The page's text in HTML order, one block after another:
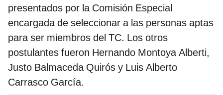
presentados por la Comisión Especial
encargada de seleccionar a las personas aptas
para ser miembros del TC. Los otros
postulantes fueron Hernando Montoya Alberti,
Justo Balmaceda Quirós y Luis Alberto
Carrasco García.